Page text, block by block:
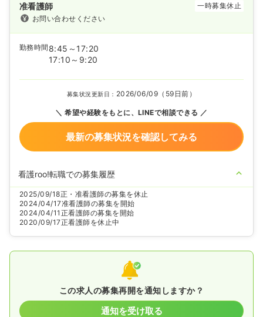
准看護師
一時募集休止
お問い合わせください
勤務時間 8:45～17:20
17:10～9:20
募集状況更新日： 2026/06/09（59日前）
希望や経験をもとに、LINEで相談できる
最新の募集状況を確認してみる
看護roo!転職での募集履歴
2025/09/18正・准看護師の募集を休止
2024/04/17准看護師の募集を開始
2024/04/11 正看護師の募集を開始
2020/09/17正看護師を休止中
この求人の募集再開を通知しますか？
通知を受け取る